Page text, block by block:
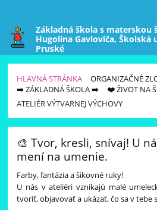
Základná škola s materskou
Hugolína Gavloviča, Školská
Pruské
HLAVNÁ STRÁNKA
ORGANIZAČNÉ
➡️ ZÁKLADNÁ ŠKOLA ➡️
❤️ ŽIVOT NA
ATELIÉR VÝTVARNEJ VÝCHOVY
výtvarnej
výchovy
🎨 Tvor, kresli, snívaj! U
mení na umenie.
Farby, fantázia a šikovné ruky!
U nás v ateliéri vznikajú malé
tvoriť, objavovať a ukázať, čo sa v tebe